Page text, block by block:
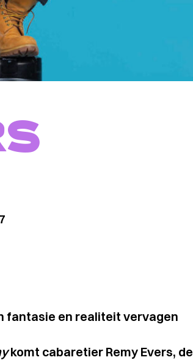
fantasie en realiteit vervagen
komt cabaretier Remy Evers, de